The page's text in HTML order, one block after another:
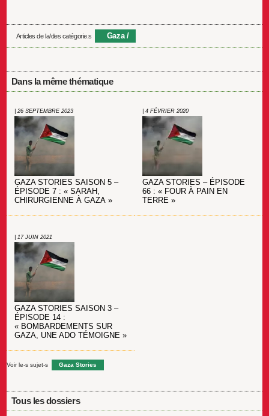
Articles de la/des catégorie.s Gaza
Dans la même thématique
| 26 SEPTEMBRE 2023
GAZA STORIES SAISON 5 –
ÉPISODE 7 : « SARAH,
CHIRURGIENNE À GAZA »
| 4 FÉVRIER 2020
GAZA STORIES – ÉPISODE
66 : « FOUR À PAIN EN
TERRE »
| 17 JUIN 2021
GAZA STORIES SAISON 3 –
ÉPISODE 14 :
« BOMBARDEMENTS SUR
GAZA, UNE ADO TÉMOIGNE »
Voir le-s sujet-s Gaza Stories
Tous les dossiers